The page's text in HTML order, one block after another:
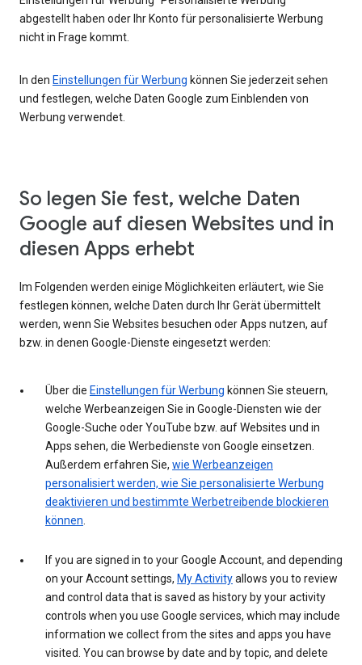
abgestellt haben oder Ihr Konto für personalisierte Werbung
nicht in Frage kommt.
In den Einstellungen für Werbung können Sie jederzeit sehen
und festlegen, welche Daten Google zum Einblenden von
Werbung verwendet.
So legen Sie fest, welche Daten
Google auf diesen Websites und in
diesen Apps erhebt
Im Folgenden werden einige Möglichkeiten erläutert, wie Sie
festlegen können, welche Daten durch Ihr Gerät übermittelt
werden, wenn Sie Websites besuchen oder Apps nutzen, auf
bzw. in denen Google-Dienste eingesetzt werden:
Über die Einstellungen für Werbung können Sie steuern,
welche Werbeanzeigen Sie in Google-Diensten wie der
Google-Suche oder YouTube bzw. auf Websites und in
Apps sehen, die Werbedienste von Google einsetzen.
Außerdem erfahren Sie, wie Werbeanzeigen
personalisiert werden, wie Sie personalisierte Werbung
deaktivieren und bestimmte Werbetreibende blockieren
können.
If you are signed in to your Google Account, and depending
on your Account settings, My Activityallows you to review
and control data that is saved as history by your activity
controls when you use Google services, which may include
information we collect from the sites and apps you have
visited. You can browse by date and by topic, and delete